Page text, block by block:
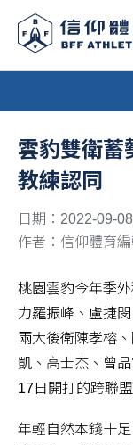
雲豹雙衛蓄
教練認同
日期：2022-09-
作者：信仰體育
桃園雲豹今年季
力羅振峰、盧捷
兩大後衛陳孝榕
凱、高士杰、曾
17日開打的跨聯
年輕自然本錢十